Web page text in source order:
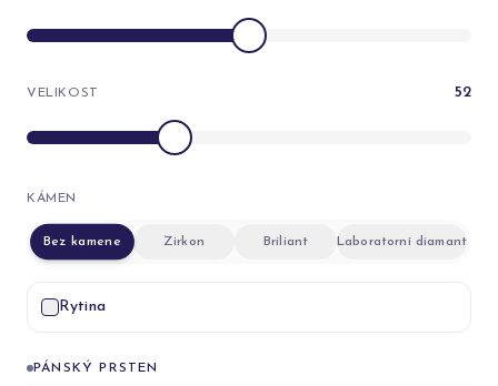
VELIKOST 52
KÁMEN
Bez kamene Zirkon Briliant Laboratorní diamant
Rytina
PÁNSKÝ PRSTEN